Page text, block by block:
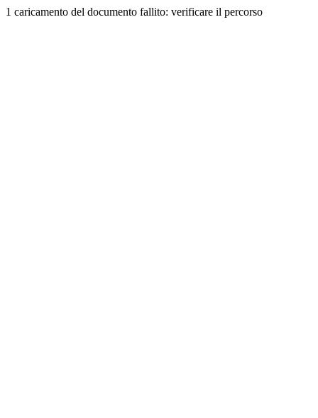
1 caricamento del documento fallito: verificare il percorso